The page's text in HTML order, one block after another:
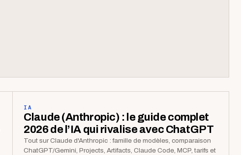
IA
Claude (Anthropic) : le guide complet
2026 de l’IA qui rivalise avec ChatGPT
Tout sur Claude d'Anthropic : famille de modèles, comparaison
ChatGPT/Gemini, Projects, Artifacts, Claude Code, MCP, tarifs et